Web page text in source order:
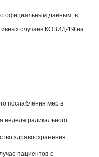
официальным данным, в
случаев КОВИД-19 на
послабления мер в
неделя радикального
здравоохранения
пациентов с